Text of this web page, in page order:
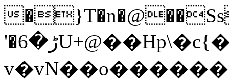
'�ڑ�6U+@��Hp\�c{�z��n��xN�����xƍ